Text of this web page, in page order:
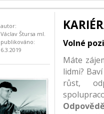
autor:
Václav Štursa ml.
publikováno:
6.3.2019
Volné
Máte
lidmi?
růst,